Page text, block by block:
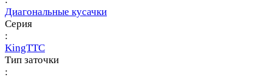
Диагональные кусачки
Серия
:
KingTTC
Тип заточки
: